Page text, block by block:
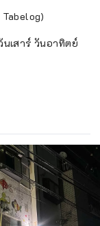
Tabelog)
เสาร์ วันอาทิตย์